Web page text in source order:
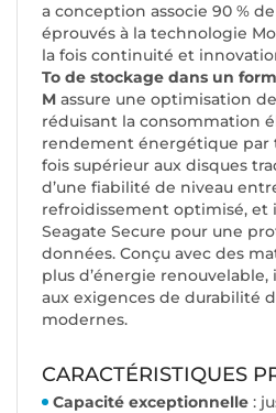
a conception associe 90 %
éprouvés à la technologie
la fois continuité et
To de stockage dans un
M assure une optimisation
réduisant la consommation
rendement énergétique par
fois supérieur aux disques
d’une fiabilité de niveau
refroidissement optimisé, et
Seagate Secure pour une
données. Conçu avec des
plus d’énergie
aux exigences de durabilité
modernes.
CARACTÉRISTIQUES
Capacité exceptionnelle :